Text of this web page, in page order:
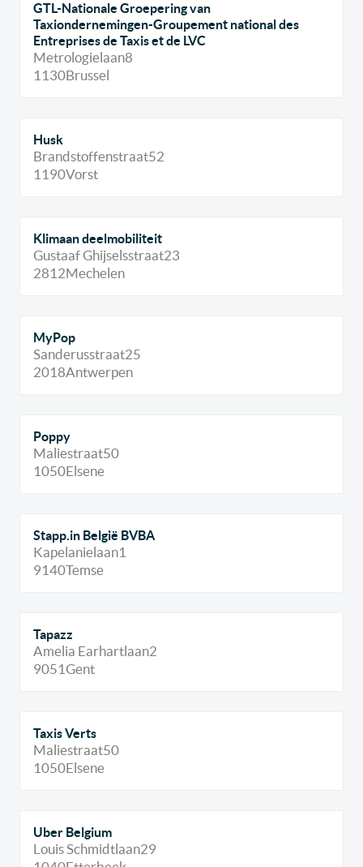
GTL-Nationale Groepering van
Taxiondernemingen-Groupement national des
Entreprises de Taxis et de LVC
Metrologielaan8
1130Brussel
Husk
Brandstoffenstraat52
1190Vorst
Klimaan deelmobiliteit
Gustaaf Ghijselsstraat23
2812Mechelen
MyPop
Sanderusstraat25
2018Antwerpen
Poppy
Maliestraat50
1050Elsene
Stapp.in België BVBA
Kapelanielaan1
9140Temse
Tapazz
Amelia Earhartlaan2
9051Gent
Taxis Verts
Maliestraat50
1050Elsene
Uber Belgium
Louis Schmidtlaan29